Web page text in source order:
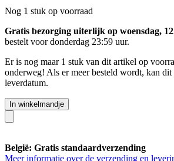
Nog 1 stuk op voorraad
Gratis bezorging uiterlijk op woensdag,
bestelt voordonderdag 23:59 uur.
Er is nog maar 1 stuk van dit artikel op
onderweg! Als er meer besteld wordt, kan
leverdatum.
In winkelmandje
België: Gratis standaardverzending
Meer informatie over de verzending en